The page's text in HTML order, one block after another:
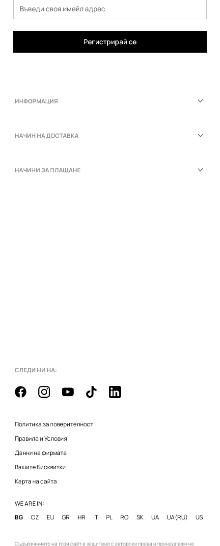
Регистрирай се
ИНФОРМАЦИЯ
НАЧИН НА ДОСТАВКА
НАЧИНИ ЗА ПЛАЩАНЕ
СЛЕДИ НИ НА:
Политика за поверителност
Правила и Условия
Данни на фирмата
Вашите Бисквитки
Карта на сайта
WE ARE IN:
BG
CZ EU GR HR IT PL RO SK UA UA(RU) US
Съдържанието на този сайт е защитено с авторски права и принадлежи на